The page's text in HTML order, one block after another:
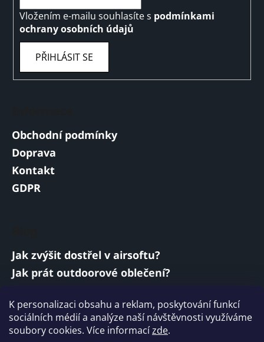
K personalizaci obsahu a reklam, poskytování funkcí
sociálních médií a analýze naší návštěvnosti využíváme
soubory cookies. Více informacízde.
Vložením e-mailu souhlasíte s podmínkami
ochrany osobních údajů
PŘIHLÁSIT SE
Obchodní podmínky
Doprava
Kontakt
GDPR
Jak zvýšit dostřel v airsoftu?
Jak prát outdoorové oblečení?
Vojenská a armádní sluchátka: co musí
splňovat?